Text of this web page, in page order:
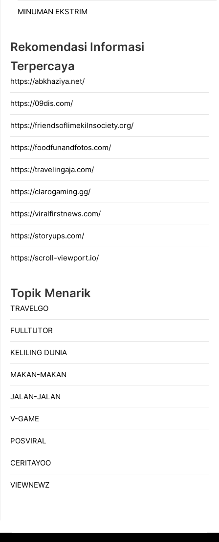
MINUMAN EKSTRIM
Rekomendasi Informasi
Terpercaya
https://abkhaziya.net/
https://09dis.com/
https://friendsoflimekilnsociety.org/
https://foodfunandfotos.com/
https://travelingaja.com/
https://clarogaming.gg/
https://viralfirstnews.com/
https://storyups.com/
https://scroll-viewport.io/
Topik Menarik
TRAVELGO
FULLTUTOR
KELILING DUNIA
MAKAN-MAKAN
JALAN-JALAN
V-GAME
POSVIRAL
CERITAYOO
VIEWNEWZ